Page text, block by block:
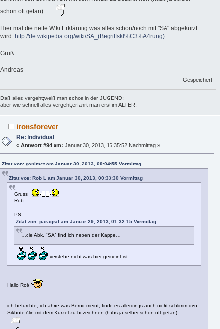
schon oft getan).....
Hier mal die nette Wiki Erklärung was alles schon/noch mit "SA" abgekürzt
wird: http://de.wikipedia.org/wiki/SA_(Begriffskl%C3%A4rung)
Gruß
Andreas
Gespeichert
Daß alles vergeht;weiß man schon in der JUGEND;
aber wie schnell alles vergeht,erfährt man erst im ALTER.
ironsforever
Re: Individual
«Antwort #94 am: Januar 30, 2013, 16:35:52 Nachmittag »
Zitat von: ganimet am Januar 30, 2013, 09:04:55 Vormittag
Zitat von: Rob L am Januar 30, 2013, 00:33:30 Vormittag
Gruss,
Rob
PS:
Zitat von: paragraf am Januar 29, 2013, 01:32:15 Vormittag
…die Abk. "SA" find ich neben der Kappe…
verstehe nicht was hier gemeint ist
Hallo Rob
ich befürchte, ich ahne was Bernd meint, finde es allerdings auch nicht schlimm den
Sikhote Alin mit dem Kürzel zu bezeichnen (habs ja selber schon oft getan).....